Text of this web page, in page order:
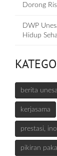
Dorong
DWP
Hidup
berita unesa
kerjasama
prestasi,
pikiran